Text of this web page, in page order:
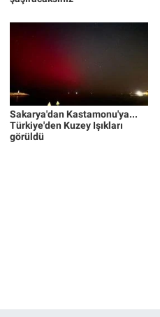
Sakarya'dan Kastamonu'ya...
Türkiye'den Kuzey Işıkları
görüldü